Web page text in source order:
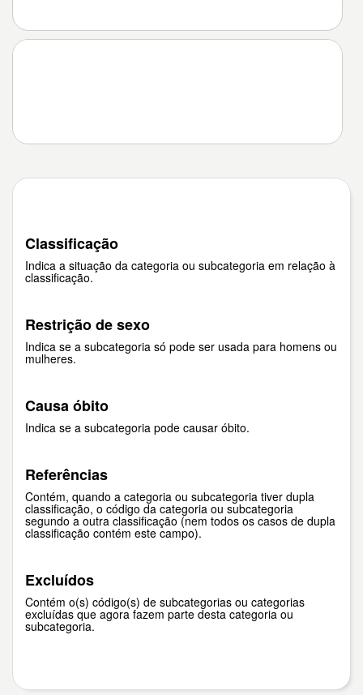
Classificação
Indica a situação da categoria ou subcategoria em relação à
classificação.
Restrição de sexo
Indica se a subcategoria só pode ser usada para homens ou
mulheres.
Causa óbito
Indica se a subcategoria pode causar óbito.
Referências
Contém, quando a categoria ou subcategoria tiver dupla
classificação, o código da categoria ou subcategoria
segundo a outra classificação (nem todos os casos de dupla
classificação contém este campo).
Excluídos
Contém o(s) código(s) de subcategorias ou categorias
excluídas que agora fazem parte desta categoria ou
subcategoria.